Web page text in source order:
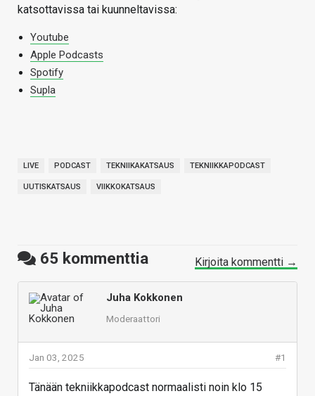
katsottavissa tai kuunneltavissa:
Youtube
Apple Podcasts
Spotify
Supla
LIVE PODCAST TEKNIIKAKATSAUS TEKNIIKKAPODCAST
UUTISKATSAUS VIIKKOKATSAUS
65 kommenttia Kirjoita kommentti →
Juha Kokkonen
Moderaattori
#1
Jan 03, 2025
Tänään tekniikkapodcast normaalisti noin klo 15